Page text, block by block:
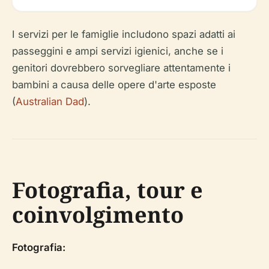
I servizi per le famiglie includono spazi adatti ai
passeggini e ampi servizi igienici, anche se i
genitori dovrebbero sorvegliare attentamente i
bambini a causa delle opere d'arte esposte
(Australian Dad).
Fotografia, tour e
coinvolgimento
Fotografia: